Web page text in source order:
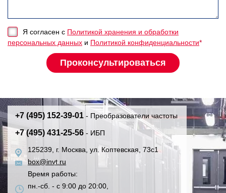
Я согласен с Политикой хранения и обработки
персональных данных и Политикой конфиденциальности*
+7 (495) 152-39-01 - Преобразователи частоты
+7 (495) 431-25-56 - ИБП
125239, г. Москва, ул. Коптевская, 73с1
box@invt.ru
Время работы:
пн.-сб. - с 9:00 до 20:00,